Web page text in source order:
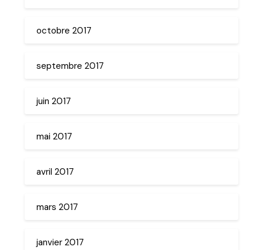
octobre 2017
septembre 2017
juin 2017
mai 2017
avril 2017
mars 2017
janvier 2017